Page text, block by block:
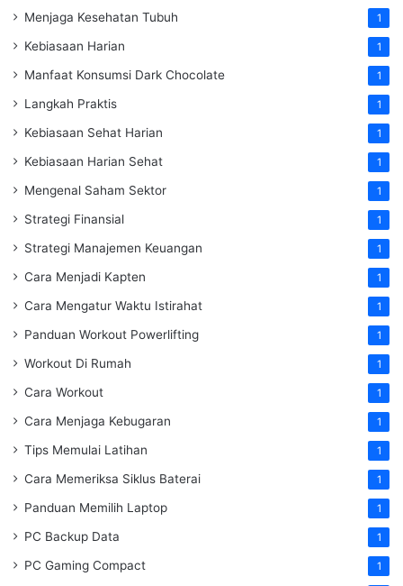
Menjaga Kesehatan Tubuh 1
Kebiasaan Harian 1
Manfaat Konsumsi Dark Chocolate 1
Langkah Praktis 1
Kebiasaan Sehat Harian 1
Kebiasaan Harian Sehat 1
Mengenal Saham Sektor 1
Strategi Finansial 1
Strategi Manajemen Keuangan 1
Cara Menjadi Kapten 1
Cara Mengatur Waktu Istirahat 1
Panduan Workout Powerlifting 1
Workout Di Rumah 1
Cara Workout 1
Cara Menjaga Kebugaran 1
Tips Memulai Latihan 1
Cara Memeriksa Siklus Baterai 1
Panduan Memilih Laptop 1
PC Backup Data 1
PC Gaming Compact 1